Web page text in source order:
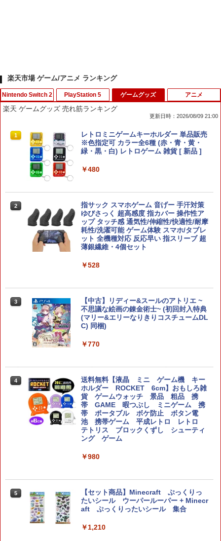
楽天市場 ゲーム/アニメ ランキング
Nintendo Switch 2
1
KINGDOM HEARTS Collection [I~III]
【Switch2】 POT-P-ABU8A
2
【特典】KINGDOM HEARTS Collectio
n [I~III] Switch2版(【Switch2版購入封
入特典】キーブレード「LONG NIGHT
(ロングナイト)」)
￥9,900
JABAB NSW2 ジョイコン2 パ-プルグリ-
ン]
￥9,980
Nintendo Switch 2 Proコントローラー
BEE-A-FSSKA
￥10,700
＼マラソンは特別価格／2026年版 GuliK
スイッチ2 コントローラー Hyperlink2 B
ムパッド 競技用 TTMax 送料無料
￥11,500
PlayStation 5
1
【当店独自で＋P10倍★要エントリー】
【中古】[PS5] 仁王3 通常版 コーエーテ
クモゲームス(20260206)
￥5,050
2
METAL GEAR SOLID : MASTER COLL
ECTION Vol.2 【PS5】 VH012-J1
￥5,610
￥5,890
コナミデジタルエンタテインメント 【J
サイレントヒル タウンフォ-ル]
￥6,350
スクウェア・エニックス ファイナルファ
ンタジー レゾナンス【PS5】 ELJM3096
4 [ELJM30964]
￥6,510
ゲームグッズ
楽天 ゲームグッズ 売れ筋ランキング
更新日時：2026/08/09 21:00
1
レトロミニゲームキーホルダー 単品販売
※色指定可 カラー全6種 (赤・青・黄・
緑・黒・白) レトロゲーム 雑貨 [ 新品 ]
￥480
2
指サック スマホゲーム 音げー 手汗対策
ゆびさっく 超高感度 指カバー 操作性ア
ップ タッチ感 通気性/伸縮性/快適性/耐摩
耗性/洗濯可能 ゲーム体験 スマホ/タブレ
ット 全機種対応 反応早い 指スリーブ 超
薄銀繊維・4個セット
￥528
3
【中古】リディー&スールのアトリエ ~
不思議な絵画の錬金術士~ (初回封入特典
(マリー&エリーなりきりコスチュームDL
C) 同梱)
￥770
4
送料無料【液晶 ミニ ゲーム機 キー
ホルダー ROCKET 6cm】おもしろ雑
貨 ゲームウォッチ 景品 粗品 携
帯 GAME 暇つぶし ミニゲーム 携
帯 ポータブル ボケ防止 ボタン電
池 携帯ゲーム 平成レトロ レトロ
テトリス ブロックくずし シューティ
ング ゲーム
￥980
5
【セット商品】Minecraft ぷっくりっ
たいシール ウーパールーパー + Minecr
aft ぷっくりったいシール 集合
￥1,210
アニメ